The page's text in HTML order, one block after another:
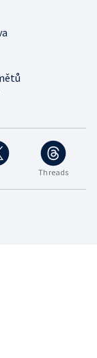
Threads